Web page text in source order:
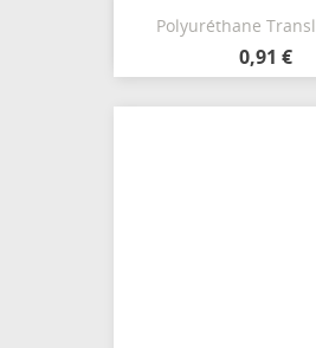
Polyuréthane
0,91 €